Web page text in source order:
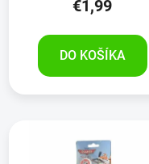
€1,99
DO KOŠÍKA